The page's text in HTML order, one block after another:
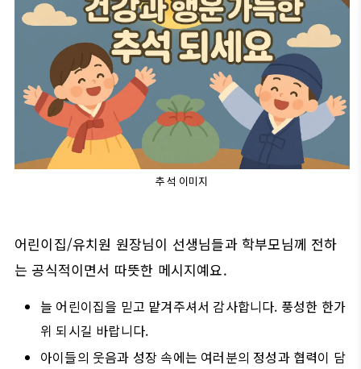
추석 이미지
어린이집/유치원 원장님이 선생님들과 학부모님께 전하
는 공식적이면서 따뜻한 메시지예요.
늘 어린이집을 믿고 맡겨주셔서 감사합니다. 풍성한 한가
위 되시길 바랍니다.
아이들의 웃음과 성장 속에는 여러분의 정성과 협력이 담